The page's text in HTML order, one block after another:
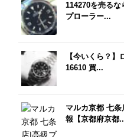
114270を売る
プローラー...
【今いくら？
16610 買...
マルカ京都 七
報【京都府京都